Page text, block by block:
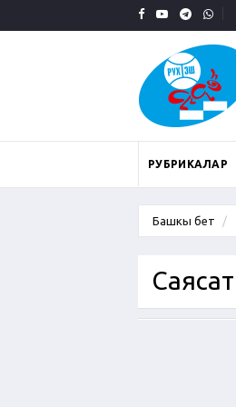
РУБРИКАЛАР
Башкы бет
Саясат